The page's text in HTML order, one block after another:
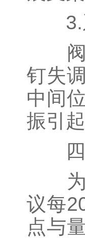
3.系
阀
钉失
中间
振引
四
为确
议每
点与